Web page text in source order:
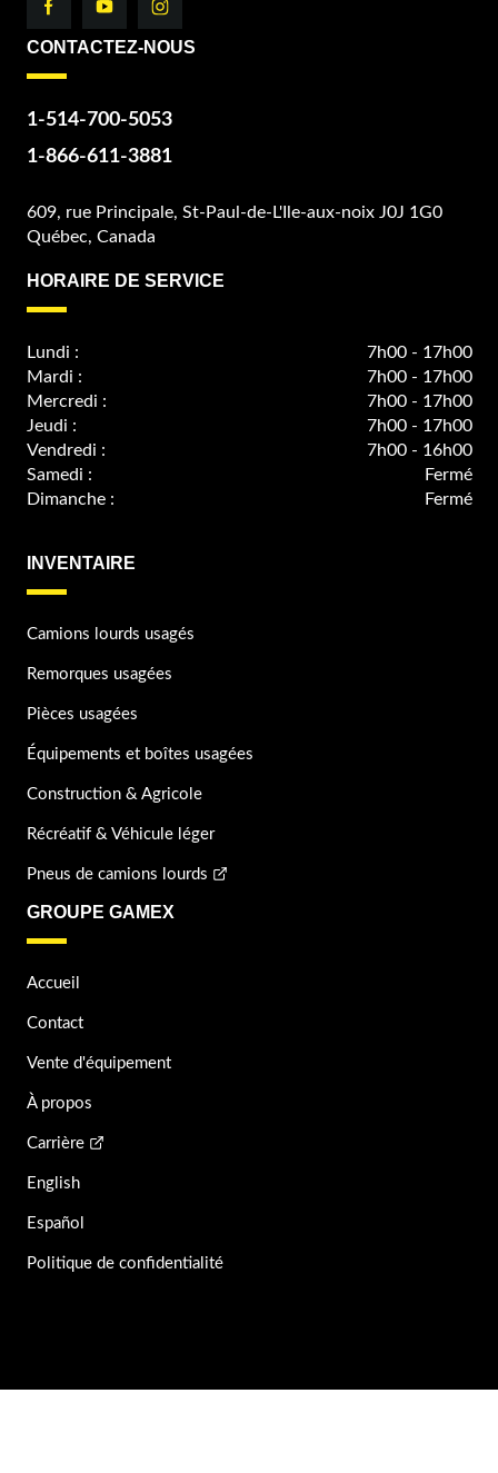
CONTACTEZ-NOUS
1-514-700-5053
1-866-611-3881
609, rue Principale, St-Paul-de-L'Ile-aux-noix J0J 1G0
Québec, Canada
HORAIRE DE SERVICE
Lundi :
7h00 - 17h00
Mardi :
7h00 - 17h00
Mercredi :
7h00 - 17h00
Jeudi :
7h00 - 17h00
Vendredi :
7h00 - 16h00
Samedi :
Fermé
Dimanche :
Fermé
INVENTAIRE
Camions lourds usagés
Remorques usagées
Pièces usagées
Équipements et boîtes usagées
Construction & Agricole
Récréatif & Véhicule léger
Pneus de camions lourds
GROUPE GAMEX
Accueil
Contact
Vente d'équipement
À propos
Carrière
English
Español
Politique de confidentialité